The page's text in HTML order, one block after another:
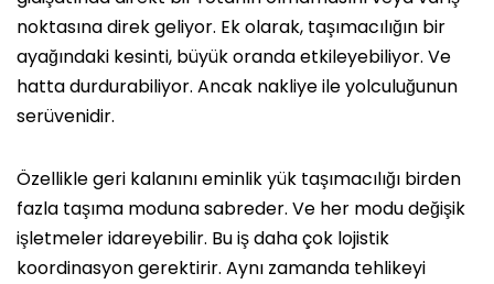
noktasına direk geliyor. Ek olarak, taşımacılığın bir
ayağındaki kesinti, büyük oranda etkileyebiliyor. Ve
hatta durdurabiliyor. Ancak nakliye ile yolculuğunun
serüvenidir.
Özellikle geri kalanını eminlik yük taşımacılığı birden
fazla taşıma moduna sabreder. Ve her modu değişik
işletmeler idareyebilir. Bu iş daha çok lojistik
koordinasyon gerektirir. Aynı zamanda tehlikeyi